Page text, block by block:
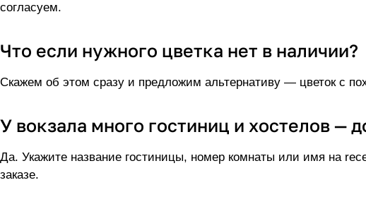
согласуем.
Что если нужного цветка нет в наличии?
Скажем об этом сразу и предложим альтернативу — цветок с
У вокзала много гостиниц и хостелов —
Да. Укажите название гостиницы, номер комнаты или имя на
заказе.